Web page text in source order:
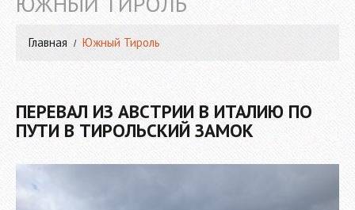
Главная Южный Тироль
ПЕРЕВАЛ ИЗ АВСТРИИ В ИТАЛИЮ ПО
ПУТИ В ТИРОЛЬСКИЙ ЗАМОК